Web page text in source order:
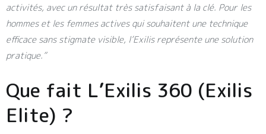
activités, avec un résultat très satisfaisant à la clé. Pour les
hommes et les femmes actives qui souhaitent une technique
efficace sans stigmate visible, l’Exilis représente une solution
pratique.”
Que fait L’Exilis 360 (Exilis
Elite) ?